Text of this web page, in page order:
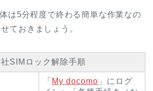
は5分程度で終わる簡単な作業なの
ておきましょう。
SIMロック解除手順
「 My docomo 」にログ